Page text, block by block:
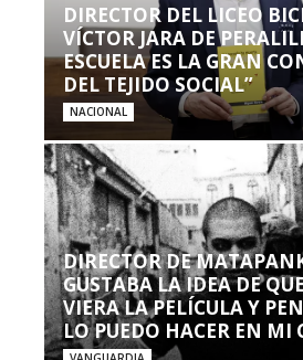
DIRECTOR DEL LICEO
VÍCTOR JARA DE
ESCUELA ES LA GRAN
DEL TEJIDO SOCIAL”
NACIONAL
DIRECTOR DE
GUSTABA LA IDEA DE
VIERA LA PELÍCULA Y
LO PUEDO HACER EN MI